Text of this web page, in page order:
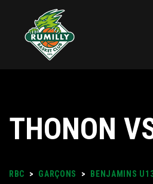
THONON
RBC > GARÇONS > BENJAMINS